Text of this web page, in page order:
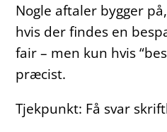
Nogle aftaler bygger
hvis der findes en
fair – men kun hvis
præcist.
Tjekpunkt: Få svar